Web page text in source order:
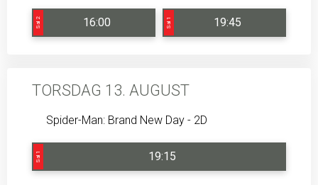
Sal 2 16:00 Sal 1 19:45
TORSDAG 13. AUGUST
Spider-Man: Brand New Day - 2D
Sal 1 19:15